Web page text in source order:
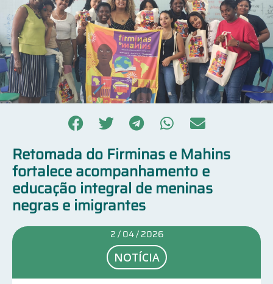
Retomada do Firminas e Mahins
fortalece acompanhamento e
educação integral de meninas
negras e imigrantes
2 / 04 / 2026
NOTÍCIA